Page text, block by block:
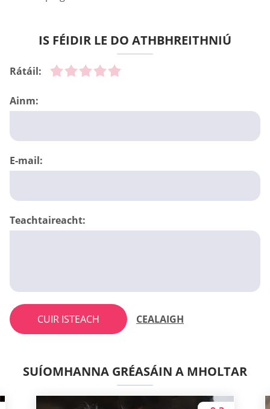
IS FÉIDIR LE DO ATHBHREITHNIÚ
Rátáil:
Ainm:
E-mail:
Teachtaireacht:
CUIR ISTEACH CEALAIGH
SUÍOMHANNA GRÉASÁIN A MHOLTAR